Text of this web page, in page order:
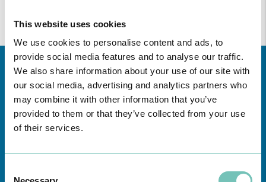
This website uses cookies
We use cookies to personalise content and ads, to
provide social media features and to analyse our traffic.
We also share information about your use of our site with
our social media, advertising and analytics partners who
may combine it with other information that you’ve
provided to them or that they’ve collected from your use
of their services.
Conheça todas as Unidades de saúde CUFaqui